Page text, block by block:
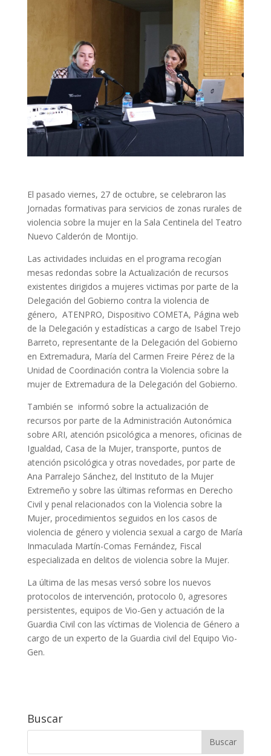
El pasado viernes, 27 de octubre, se celebraron las
Jornadas formativas para servicios de zonas rurales de
violencia sobre la mujer en la Sala Centinela del Teatro
Nuevo Calderón de Montijo.
Las actividades incluidas en el programa recogían
mesas redondas sobre la Actualización de recursos
existentes dirigidos a mujeres victimas por parte de la
Delegación del Gobierno contra la violencia de
género, ATENPRO, Dispositivo COMETA, Página web
de la Delegación y estadísticas a cargo de Isabel Trejo
Barreto, representante de la Delegación del Gobierno
en Extremadura, María del Carmen Freire Pérez de la
Unidad de Coordinación contra la Violencia sobre la
mujer de Extremadura de la Delegación del Gobierno.
También se informó sobre la actualización de
recursos por parte de la Administración Autonómica
sobre ARI, atención psicológica a menores, oficinas de
Igualdad, Casa de la Mujer, transporte, puntos de
atención psicológica y otras novedades, por parte de
Ana Parralejo Sánchez, del Instituto de la Mujer
Extremeño y sobre las últimas reformas en Derecho
Civil y penal relacionados con la Violencia sobre la
Mujer, procedimientos seguidos en los casos de
violencia de género y violencia sexual a cargo de María
Inmaculada Martín-Comas Fernández, Fiscal
especializada en delitos de violencia sobre la Mujer.
La última de las mesas versó sobre los nuevos
protocolos de intervención, protocolo 0, agresores
persistentes, equipos de Vio-Gen y actuación de la
Guardia Civil con las víctimas de Violencia de Género a
cargo de un experto de la Guardia civil del Equipo Vio-
Gen.
Buscar